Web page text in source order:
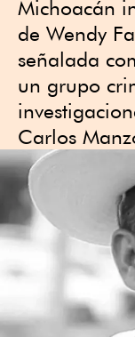
Michoacán
de Wendy
señalada
un grupo
Carlos